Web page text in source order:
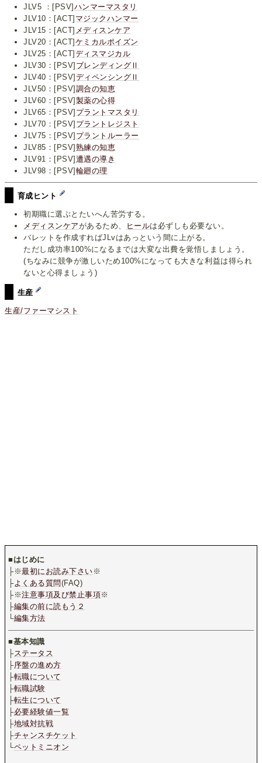
JLV5 ：[PSV]ハンマーマスタリ
JLV10：[ACT] マジックハンマー
JLV15：[ACT] メディスンケア
JLV20：[ACT]ケミカルポイズン
JLV25：[ACT]ディスマジカル
JLV30：[PSV] ブレンディングⅡ
JLV40：[PSV]ディペンシングⅡ
JLV50：[PSV]調合の知恵
JLV60：[PSV]製薬の心得
JLV65：[PSV] プラントマスタリ
JLV70：[PSV] プラントレジスト
JLV75：[PSV] プラントルーラー
JLV85：[PSV]熟練の知恵
JLV91：[PSV]遭遇の導き
JLV98：[PSV]輪廻の理
育成ヒント
初期職に選ぶとたいへん苦労する。
メディスンケアがあるため、 ヒールは必ずしも必要ない。
バレットを作成すればJLvはあっという間に上がる。
ただし成功率100%になるまでは大変な出費を覚悟しましょう。
(ちなみに競争が激しいため100%になっても大きな利益は得られ
ないと心得ましょう)
生産
生産/ファーマシスト
■ はじめに
├※最初にお読み下さい ※
├よくある質問(FAQ)
├※注意事項及び禁止事項※
├編集の前に読もう２
└編集方法
■基本知識
├ステータス
├序盤の進め方
├転職について
├転職試験
├転生について
├必要経験値一覧
├地域対抗戦
├チャンスチケット
└ペットミニオン